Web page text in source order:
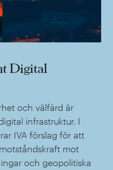
Digital
och välfärd är
infrastruktur. I
IVA förslag för att
mot
och geopolitiska